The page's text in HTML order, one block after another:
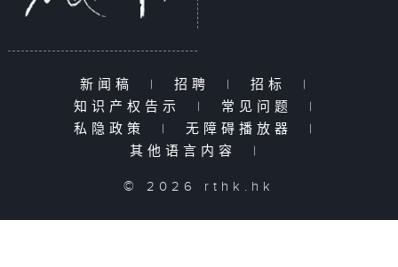
新闻稿 | 招聘 | 招标
|
知识产权告示
| 常见问题
|
私隐政策
| 无障碍播放器
|
其他语言内容
|
© 2026 rthk.hk